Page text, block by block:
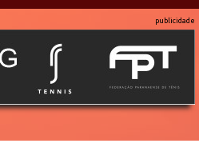
publicidade